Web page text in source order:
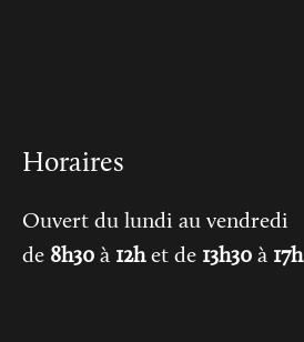
Horaires
Ouvert du lundi au vendredi
de 8h30 à 12het de 13h30 à 17h